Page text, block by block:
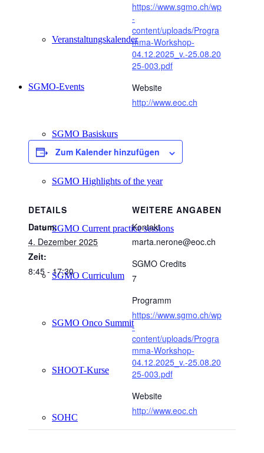
Veranstaltungskalender
SGMO-Events
SGMO Basiskurs
SGMO Highlights of the year
SGMO Current practice sessions
SGMO Curriculum
SGMO Onco Summit
SHOOT-Kurse
SOHC
https://www.sgmo.ch/wp
-
content/uploads/Progra
mma-Workshop-
04.12.2025_v.-25.08.20
25-003.pdf
Website
http://www.eoc.ch
Zum Kalender hinzufügen
DETAILS
Datum:
4. Dezember 2025
Zeit:
8:45 - 17:30
WEITERE ANGABEN
Kontakt
marta.nerone@eoc.ch
SGMO Credits
7
Programm
https://www.sgmo.ch/wp
-
content/uploads/Progra
mma-Workshop-
04.12.2025_v.-25.08.20
25-003.pdf
Website
http://www.eoc.ch